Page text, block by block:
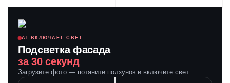
AI ВКЛЮЧАЕТ СВЕТ
Подсветка фасада
за 30 секунд
Загрузите фото — потяните ползунок и включите свет